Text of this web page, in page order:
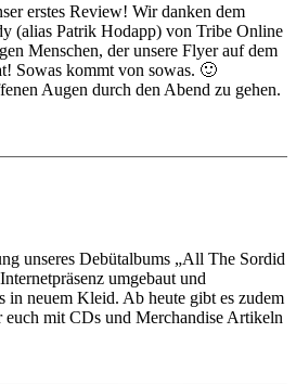
erstes Review! Wir danken dem
(alias Patrik Hodapp) von Tribe Online
Menschen, der unsere Flyer auf dem
Sowas kommt von sowas. 🙂
Augen durch den Abend zu gehen.
unseres Debütalbums „All The Sordid
umgebaut und
in neuem Kleid. Ab heute gibt es zudem
euch mit CDs und Merchandise Artikeln